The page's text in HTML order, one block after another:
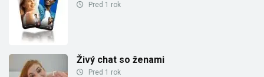
Pred 1 rok
Živý chat so ženami
Pred 1 rok